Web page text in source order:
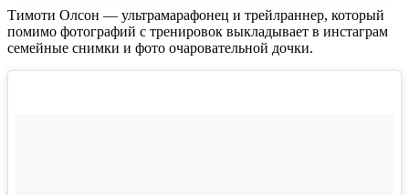
Тимоти Олсон — ультрамарафонец и трейлраннер, который
помимо фотографий с тренировок выкладывает в инстаграм
семейные снимки и фото очаровательной дочки.